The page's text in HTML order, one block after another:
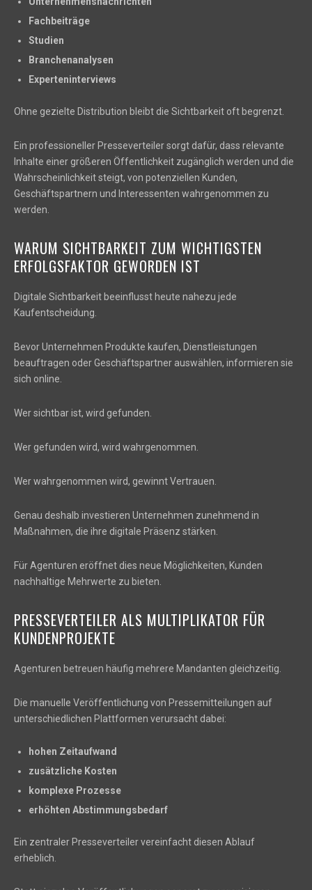
Fachbeiträge
Studien
Branchenanalysen
Experteninterviews
Ohne gezielte Distribution bleibt die Sichtbarkeit oft begrenzt.
Ein professioneller Presseverteiler sorgt dafür, dass relevante
Inhalte einer größeren Öffentlichkeit zugänglich werden und die
Wahrscheinlichkeit steigt, von potenziellen Kunden,
Geschäftspartnern und Interessenten wahrgenommen zu
werden.
WARUM SICHTBARKEIT ZUM WICHTIGSTEN
ERFOLGSFAKTOR GEWORDEN IST
Digitale Sichtbarkeit beeinflusst heute nahezu jede
Kaufentscheidung.
Bevor Unternehmen Produkte kaufen, Dienstleistungen
beauftragen oder Geschäftspartner auswählen, informieren sie
sich online.
Wer sichtbar ist, wird gefunden.
Wer gefunden wird, wird wahrgenommen.
Wer wahrgenommen wird, gewinnt Vertrauen.
Genau deshalb investieren Unternehmen zunehmend in
Maßnahmen, die ihre digitale Präsenz stärken.
Für Agenturen eröffnet dies neue Möglichkeiten, Kunden
nachhaltige Mehrwerte zu bieten.
PRESSEVERTEILER ALS MULTIPLIKATOR FÜR
KUNDENPROJEKTE
Agenturen betreuen häufig mehrere Mandanten gleichzeitig.
Die manuelle Veröffentlichung von Pressemitteilungen auf
unterschiedlichen Plattformen verursacht dabei:
hohen Zeitaufwand
zusätzliche Kosten
komplexe Prozesse
erhöhten Abstimmungsbedarf
Ein zentraler Presseverteiler vereinfacht diesen Ablauf
erheblich.